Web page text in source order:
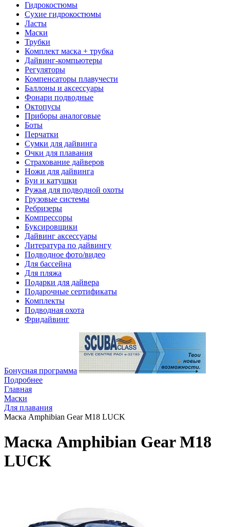
Гидрокостюмы
Сухие гидрокостюмы
Ласты
Маски
Трубки
Комплект маска + трубка
Дайвинг-компьютеры
Регуляторы
Компенсаторы плавучести
Баллоны и аксессуары
Фонари подводные
Октопусы
Приборы аналоговые
Боты
Перчатки
Сумки для дайвинга
Очки для плавания
Страхование дайверов
Ножи для дайвинга
Буи и катушки
Ружья для подводной охоты
Грузовые системы
Ребризеры
Компрессоры
Буксировщики
Дайвинг аксессуары
Литература по дайвингу
Подводное фото/видео
Для бассейна
Для пляжа
Подарки для дайвера
Подарочные сертификаты
Комплекты
Подводная охота
Фридайвинг
Бонусная программа
Подробнее
Главная
Маски
Для плавания
Маска Amphibian Gear M18 LUCK
Маска Amphibian Gear M18
LUCK